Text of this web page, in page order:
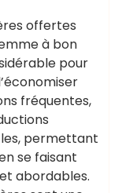
offertes
à bon
pour
fréquentes,
permettant
se faisant
abordables.